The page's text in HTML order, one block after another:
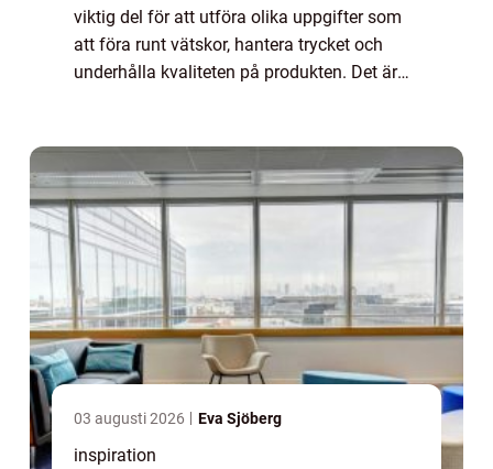
viktig del för att utföra olika uppgifter som
att föra runt vätskor, hantera trycket och
underhålla kvaliteten på produkten. Det är
03 augusti 2026 Eva Sjöberg
inspiration